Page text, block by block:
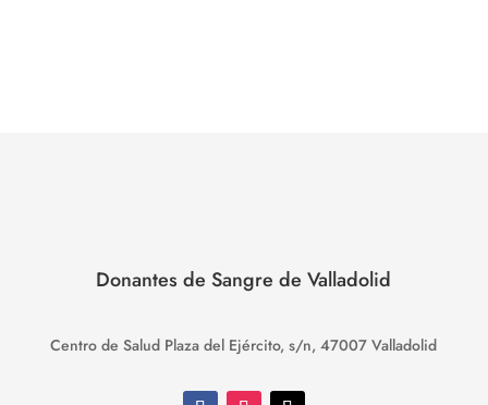
Donantes de Sangre de Valladolid
Centro de Salud Plaza del Ejército, s/n, 47007 Valladolid